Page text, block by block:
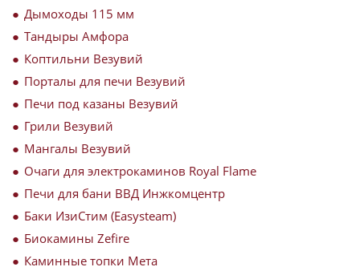
Дымоходы 115 мм
Тандыры Амфора
Коптильни Везувий
Порталы для печи Везувий
Печи под казаны Везувий
Грили Везувий
Мангалы Везувий
Очаги для электрокаминов Royal Flame
Печи для бани ВВД Инжкомцентр
Баки ИзиСтим (Easysteam)
Биокамины Zefire
Каминные топки Мета